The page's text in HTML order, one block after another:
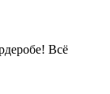
Всё